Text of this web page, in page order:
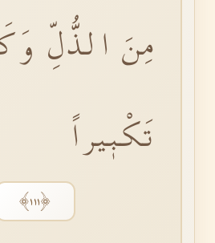
مِنَ الذُّلِّ
تَكْبٖيراً
﴿١١١﴾